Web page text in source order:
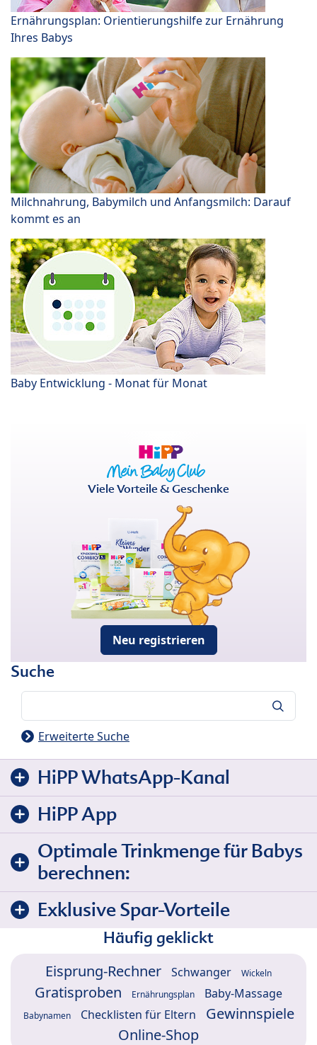
Ernährungsplan: Orientierungshilfe zur Ernährung
Ihres Babys
Milchnahrung, Babymilch und Anfangsmilch: Darauf
kommt es an
Baby Entwicklung - Monat für Monat
Viele Vorteile & Geschenke
Neu registrieren
Suche
Erweiterte Suche
HiPP WhatsApp-Kanal
HiPP App
Optimale Trinkmenge für Babys
berechnen:
Exklusive Spar-Vorteile
Häufig geklickt
Eisprung-Rechner Schwanger Wickeln
Gratisproben Ernährungsplan Baby-Massage
Babynamen Checklisten für Eltern
Gewinnspiele
Online-Shop